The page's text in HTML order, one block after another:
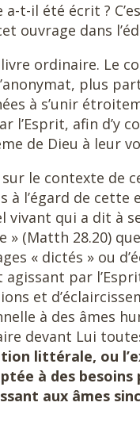
a-t-il été écrit ?
ouvrage dans
livre ordinaire. Le
plus
à s’unir
l’Esprit, afin d’y
de Dieu à leur
le contexte de
l’égard de cette
vivant qui a dit à
» (Matth 28.20)
« dictés » ou
par
et
à des âmes
devant Lui
littérale, ou
à des
aux âmes